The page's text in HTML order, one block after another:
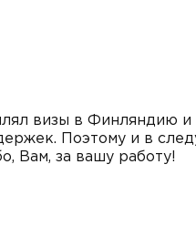
визы в Финляндию и
Поэтому и в
Вам, за вашу работу!